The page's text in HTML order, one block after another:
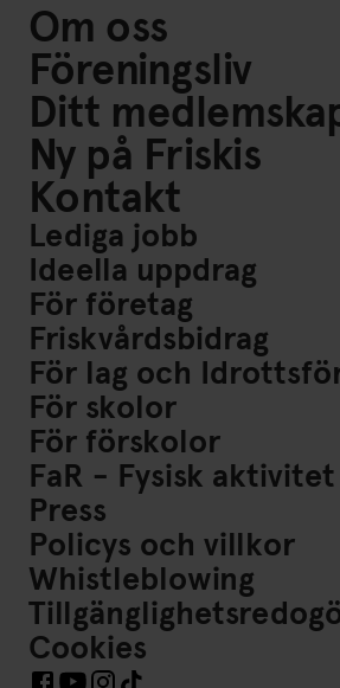
Om oss
Föreningsliv
Ditt
Ny på Friskis
Kontakt
Lediga jobb
Ideella uppdrag
För företag
Friskvårdsbidrag
För lag och
För skolor
För förskolor
FaR - Fysisk
Press
Policys och villkor
Whistleblowing
Cookies